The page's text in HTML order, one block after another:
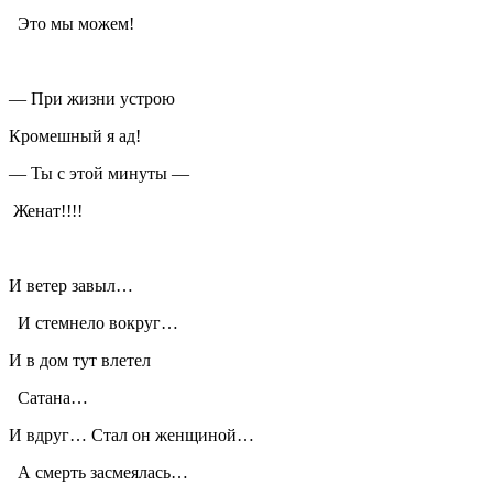
Это мы можем!
— При жизни устрою
Кромешный я ад!
— Ты с этой минуты —
Женат!!!!
И ветер завыл…
И стемнело вокруг…
И в дом тут влетел
Сатана…
И вдруг… Стал он женщиной…
А смерть засмеялась…